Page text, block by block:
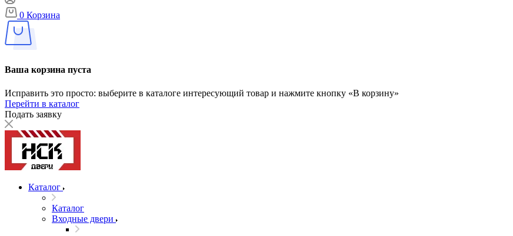
0 Корзина
Ваша корзина пуста
Исправить это просто: выберите в каталоге интересующий товар и нажмите кнопку «В корзину»
Перейти в каталог
Подать заявку
Каталог
Каталог
Входные двери